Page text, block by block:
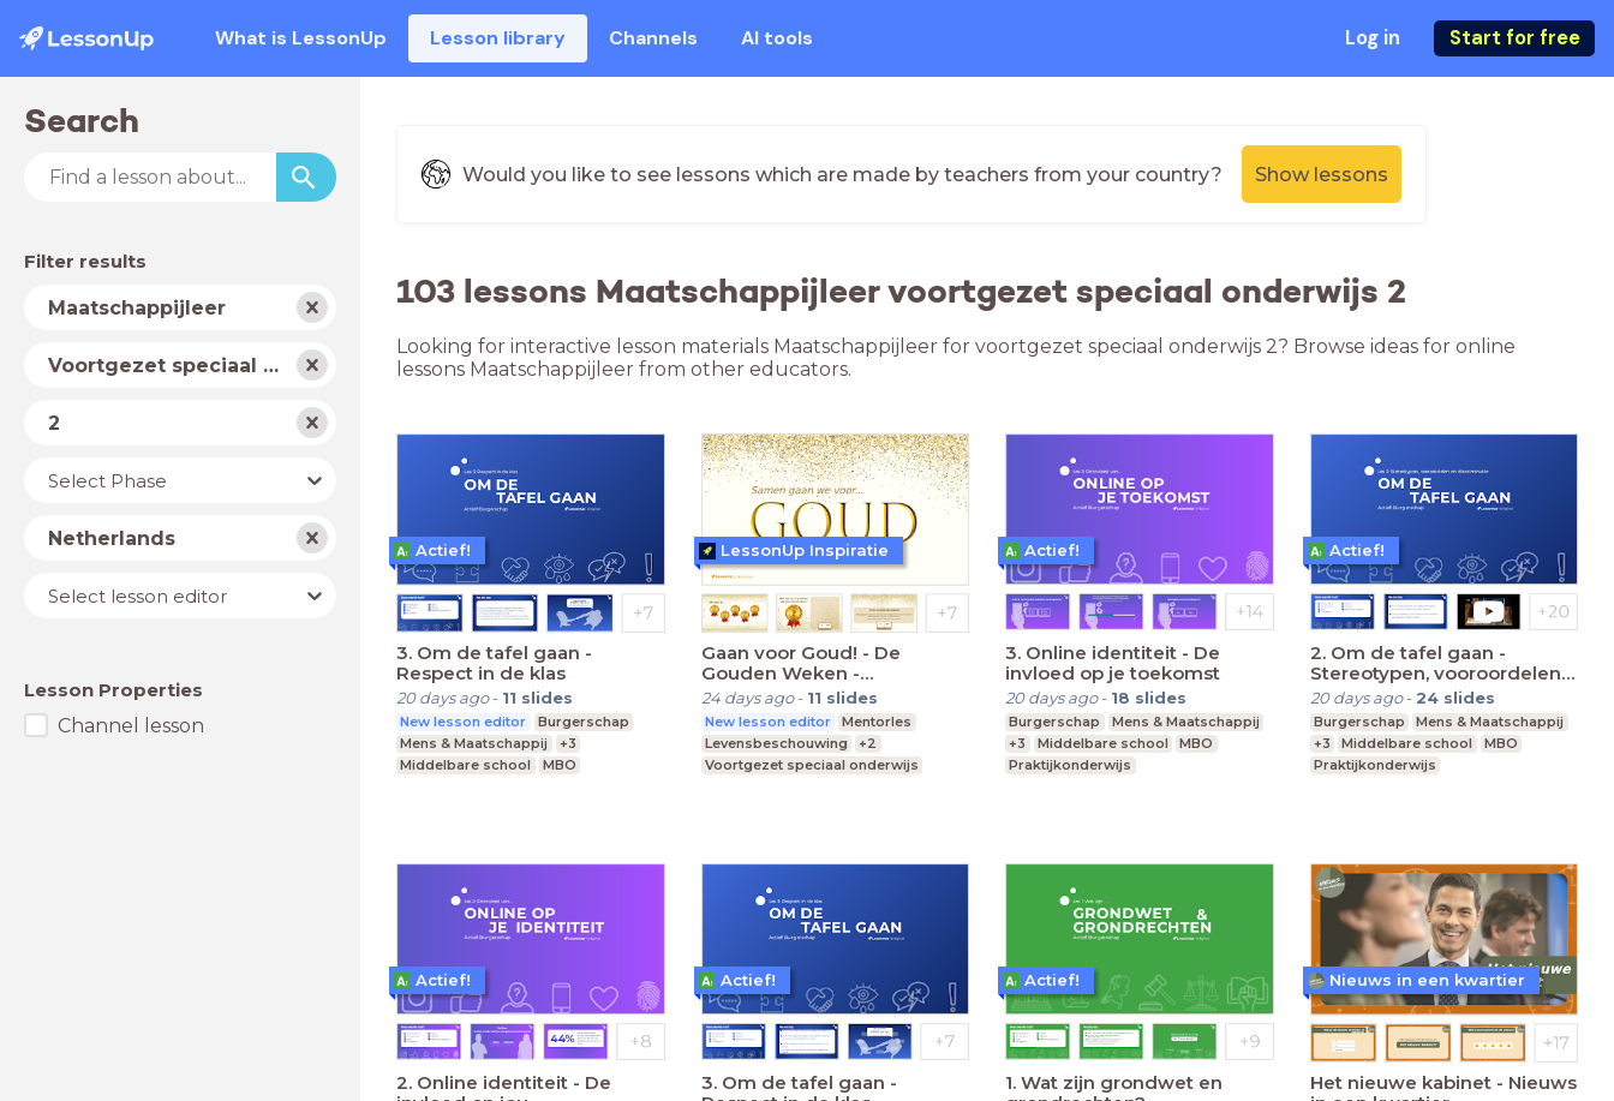
What is LessonUp Lesson library Channels AI tools Log in Start for free
Search
Filter results
Subject
Maatschappijleer
School
type
Voortgezet speciaal onderwijs
Level
2
YearSelect Phase
Country
Netherlands
Lesson
editor
Select lesson editor
Lesson Properties
Channel lesson
Would you like to see lessons which are made by teachers from your country? Show lessons
103 lessons Maatschappijleer voortgezet speciaal onderwijs 2
Looking for interactive lesson materials Maatschappijleer for voortgezet speciaal onderwijs 2? Browse ideas for online
lessons Maatschappijleer from other educators.
3. Om de tafel gaan -
Respect in de klas
20 days ago- 11 slides
New lesson editor
Burgerschap
Mens & Maatschappij
+3
Middelbare school
MBO
Actief!
Gaan voor Goud! - De
Gouden Weken -
VO/(V)MBO
24 days ago- 11 slides
New lesson editor
Mentorles
Levensbeschouwing
+2
Voortgezet speciaal onderwijs
LessonUp Inspiratie
3. Online identiteit - De
invloed op je toekomst
20 days ago- 18 slides
Burgerschap
Mens & Maatschappij
+3
Middelbare school
MBO
Praktijkonderwijs
Actief!
2. Om de tafel gaan -
Stereotypen, vooroordelen
en discriminatie
20 days ago- 24 slides
Burgerschap
Mens & Maatschappij
+3
Middelbare school
MBO
Praktijkonderwijs
Actief!
2. Online identiteit - De
Actief!
3. Om de tafel gaan -
Actief!
1. Wat zijn grondwet en
Actief!
Het nieuwe kabinet - Nieuws
Nieuws in een kwartier